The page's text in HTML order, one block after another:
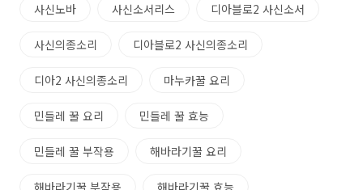
사신노바 사신소서리스 디아블로2 사신소서
사신의종소리 디아블로2 사신의종소리
디아2 사신의종소리 마누카꿀 요리
민들레 꿀 요리 민들레 꿀 효능
민들레 꿀 부작용 해바라기꿀 요리
해바라기꿀 부작용 해바라기꿀 효능